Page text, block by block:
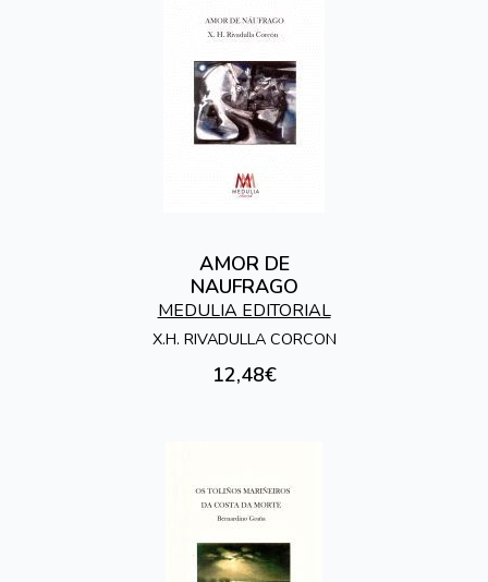
AMOR DE
NAUFRAGO
MEDULIA EDITORIAL
X.H. RIVADULLA CORCON
12,48€